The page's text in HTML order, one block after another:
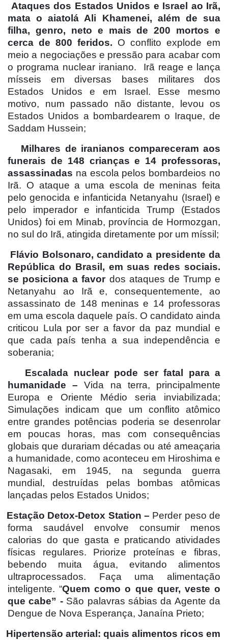
Ataques dos Estados Unidos e Israel ao Irã,
mata o aiatolá Ali Khamenei, além de sua
filha, genro, neto e mais de 200 mortos e
cerca de 800 feridos. O conflito explode em
meio a negociações e pressão para acabar com
o programa nuclear iraniano.
Irã reage e lança
mísseis em diversas bases militares dos
Estados Unidos e em Israel. Esse mesmo
motivo, num passado não distante, levou os
Estados Unidos a bombardearem o Iraque, de
Saddam Hussein;
Milhares de iranianos compareceram aos
funerais de 148 crianças e 14 professoras,
assassinadas na escola pelos bombardeios no
Irã. O ataque a uma escola de meninas feita
pelo genocida e infanticida Netanyahu (Israel) e
pelo imperador e infanticida Trump (Estados
Unidos) foi em Minab, província de Hormozgan,
no sul do Irã, atingida diretamente por um míssil;
Flávio Bolsonaro, candidato a presidente da
República do Brasil, em suas redes sociais.
se posiciona a favor dos ataques de Trump e
Netanyahu ao Irã e, consequentemente, ao
assassinato de 148 meninas e 14 professoras
em uma escola daquele país. O candidato ainda
criticou Lula por ser a favor da paz mundial e
que cada país tenha a sua independência e
soberania;
Escalada nuclear pode ser fatal para a
humanidade –Vida na terra, principalmente
Europa e Oriente Médio seria inviabilizada;
Simulações indicam que um conflito atômico
entre grandes potências poderia se desenrolar
em poucas horas, mas com consequências
globais que durariam décadas ou até ameaçaria
a humanidade, como aconteceu em Hiroshima e
Nagasaki, em 1945, na segunda guerra
mundial, destruídas pelas bombas atômicas
lançadas pelos Estados Unidos;
Estação Detox-Detox Station – Perder peso de
forma saudável envolve consumir menos
calorias do que gasta e praticando atividades
físicas regulares. Priorize proteínas e fibras,
bebendo muita água, evitando alimentos
ultraprocessados. Faça uma alimentação
inteligente. “Quem como o que quer, veste o
que cabe” -São palavras sábias da Agente da
Dengue de Nova Esperança, Janaína Prieto;
Hipertensão arterial: quais alimentos ricos em